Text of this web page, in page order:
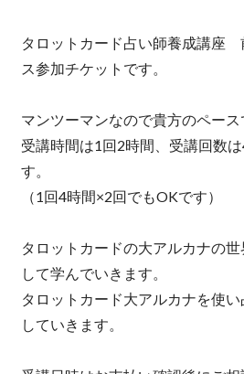
タロットカード占い師養成講座
ス参加チケットです。
マンツーマンなので貴方のペース
受講時間は1回2時間、受講回数
す。
（1回4時間×2回でもOKです）
タロットカードの大アルカナの
して学んでいきます。
タロットカード大アルカナを使
していきます。